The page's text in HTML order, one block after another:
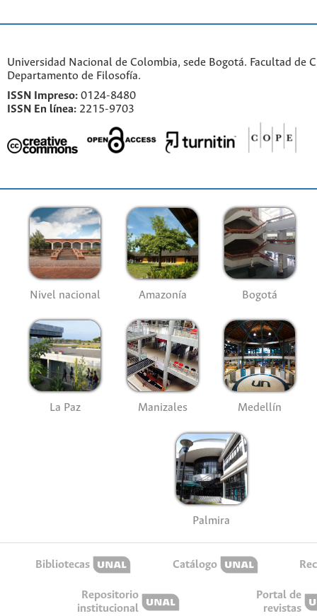
Universidad Nacional de Colombia, sede Bogotá. Facultad de
Departamento de Filosofía.
ISSN Impreso: 0124-8480
ISSN En línea: 2215-9703
Nivel nacional Amazonía Bogotá
La Paz Manizales Medellín
Palmira
Bibliotecas Catálogo
Repositorio
institucional
Portal de
revistas